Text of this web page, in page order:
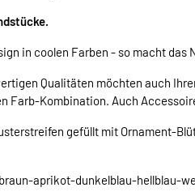
in coolen Farben - so macht
Qualitäten möchten auch
Farb-Kombination. Auch
gefüllt mit Ornament-
aprikot-dunkelblau-hellblau-